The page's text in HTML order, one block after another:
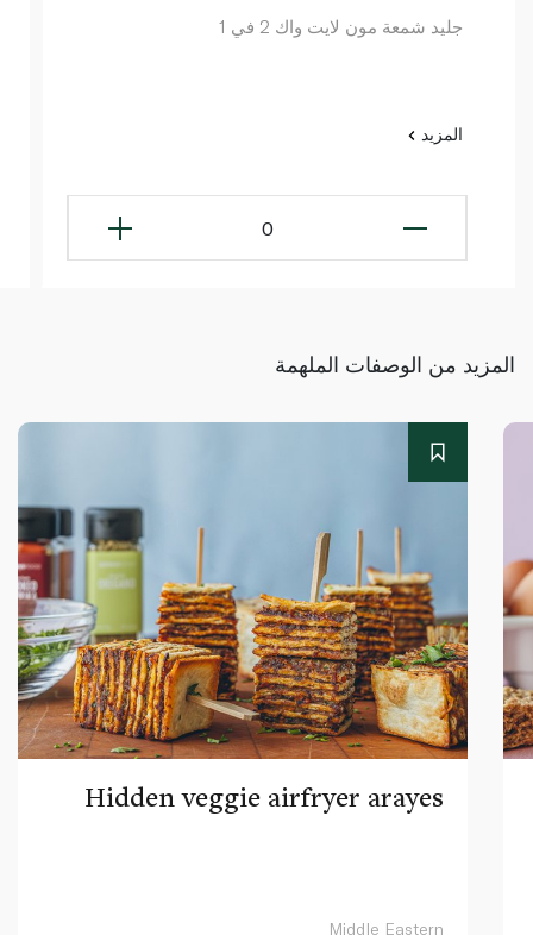
جليد شمعة مون لايت واك 2 في 1
المزيد
0
المزيد من الوصفات الملهمة
Hidden veggie airfryer arayes
Middle Eastern